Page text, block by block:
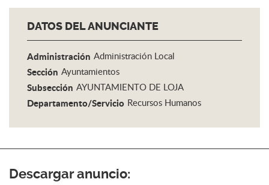
DATOS DEL ANUNCIANTE
Administración Administración Local
Sección Ayuntamientos
Subsección AYUNTAMIENTO DE LOJA
Departamento/Servicio Recursos Humanos
Descargar anuncio: